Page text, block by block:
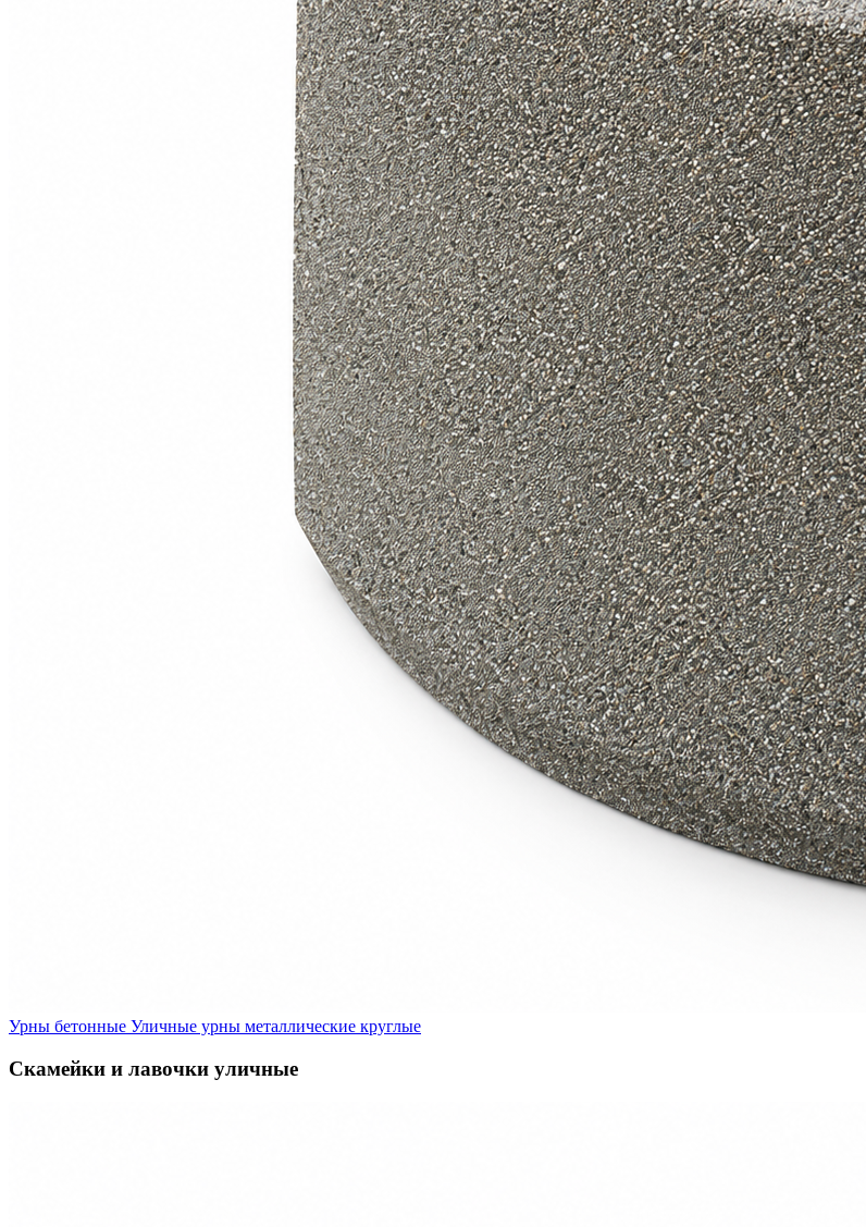
Урны бетонные Уличные урны металлические круглые
Скамейки и лавочки уличные